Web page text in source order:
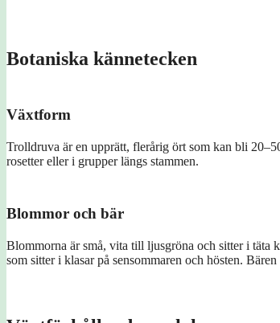
Botaniska kännetecken
Växtform
Trolldruva är en upprätt, flerårig ört som kan bli
rosetter eller i grupper längs stammen.
Blommor och bär
Blommorna är små, vita till ljusgröna och sitter i täta
som sitter i klasar på sensommaren och hösten.